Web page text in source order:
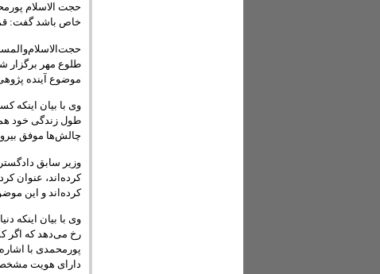
حجت الاسلام
خاص باشد گفت:
طلوع مهر برگزار
موضوع آینده
وی با بیان اینکه
طول زندگی خود
چالش‌ها موفق
کرده‌اند، عنوان
کرده‌اند و این
وی با بیان اینکه
رخ می‌دهد که اگر
پورمحمدی با